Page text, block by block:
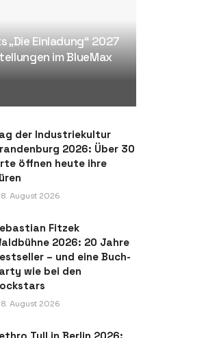
„Die Einladung“ 2027
im BlueMax
der Industriekultur
2026: Über 30
öffnen heute ihre
August 2026
Fitzek
2026: 20 Jahre
– und eine Buch-
wie bei den
August 2026
Tull in Berlin 2026: